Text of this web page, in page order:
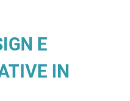
E
IN